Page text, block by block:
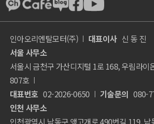
인아오리엔탈모터(주) 대표이사 신 동 진
서울 사무소
서울시 금천구 가산디지털 1로 168, 우림라이
807호
대표번호 02-2026-0650 기술문의 080-
인천 사무소
인천광역시 남동구 앵고개로 490번길 119, 남